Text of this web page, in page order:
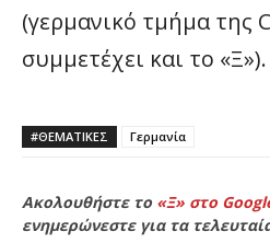
(γερμανικό τμήμα της
συμμετέχει και το «Ξ»).
#ΘΕΜΑΤΙΚΈΣ Γερμανία
Ακολουθήστε το «Ξ» στο
ενημερώνεστε για τα